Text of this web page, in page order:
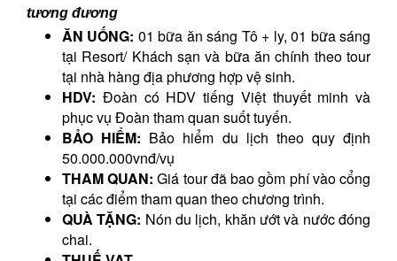
tương đương
ĂN UỐNG: 01 bữa ăn sáng Tô + ly, 01 bữa sáng
tại Resort/ Khách sạn và bữa ăn chính theo tour
tại nhà hàng địa phương hợp vệ sinh.
HDV: Đoàn có HDV tiếng Việt thuyết minh và
phục vụ Đoàn tham quan suốt tuyến.
BẢO HIỂM: Bảo hiểm du lịch theo quy định
50.000.000vnđ/vụ
THAM QUAN: Giá tour đã bao gồm phí vào cổng
tại các điểm tham quan theo chương trình.
QUÀ TẶNG: Nón du lịch, khăn ướt và nước đóng
chai.